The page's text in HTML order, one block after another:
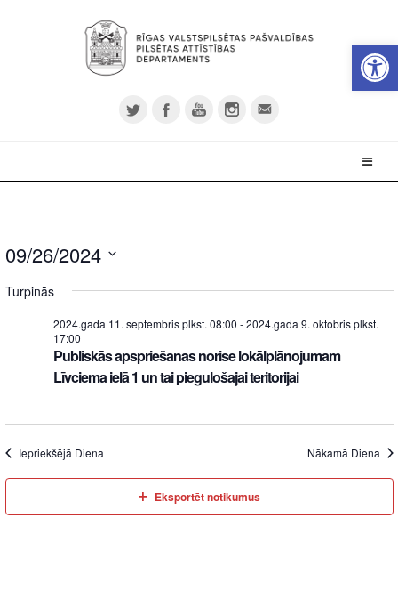
09/26/2024
date.
Turpinās
2024.gada 11. septembris plkst. 08:00 -2024.gada 9. oktobris plkst.
17:00
Publiskās apspriešanas norise lokālplānojumam
Līvciema ielā 1 un tai piegulošajai teritorijai
Iepriekšējā Diena Nākamā Diena
Eksportēt notikumus